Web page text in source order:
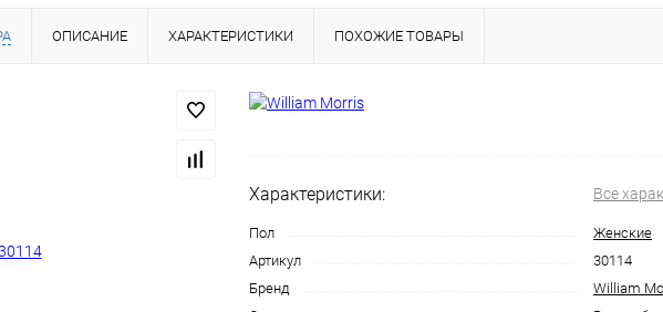
ОПИСАНИЕ ХАРАКТЕРИСТИКИ ПОХОЖИЕ ТОВАРЫ
Характеристики: Все
Пол
Женские
Артикул
30114
Бренд
William